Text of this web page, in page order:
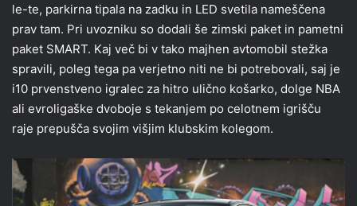
le-te, parkirna tipala na zadku in LED svetila nameščena
prav tam. Pri uvozniku so dodali še zimski paket in pametni
paket SMART. Kaj več bi v tako majhen avtomobil stežka
spravili, poleg tega pa verjetno niti ne bi potrebovali, saj je
i10 prvenstveno igralec za hitro ulično košarko, dolge NBA
ali evroligaške dvoboje s tekanjem po celotnem igrišču
raje prepušča svojim višjim klubskim kolegom.